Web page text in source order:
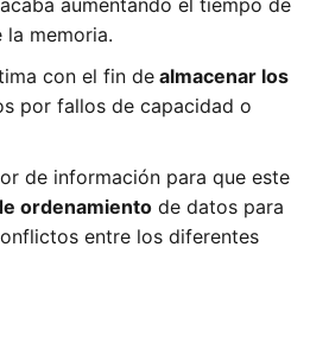
la memoria.
con el fin de almacenar los
por fallos de capacidad o
de información para que este
ordenamiento de datos para
entre los diferentes